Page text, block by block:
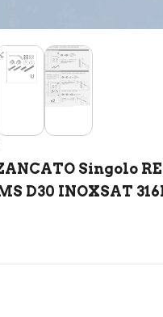
Singolo
D30 INOXSAT